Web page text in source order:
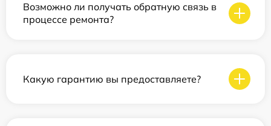
Возможно ли получать обратную связь в
процессе ремонта?
Какую гарантию вы предоставляете?